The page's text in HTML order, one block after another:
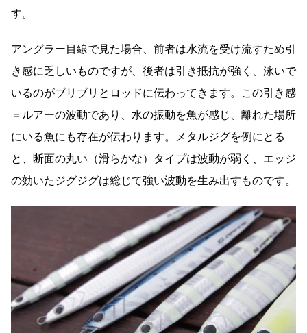
す。
アングラー目線で見た場合、前者は水流を受け流すため引
き感に乏しいものですが、後者は引き抵抗が強く、泳いで
いるのがブリブリとロッドに伝わってきます。この引き感
＝ルアーの波動であり、水の振動を魚が感じ、離れた場所
にいる魚にも存在が伝わります。メタルジグを例にとる
と、断面の丸い（滑らかな）タイプは波動が弱く、エッジ
の効いたジグジグは総じて強い波動を生み出すものです。